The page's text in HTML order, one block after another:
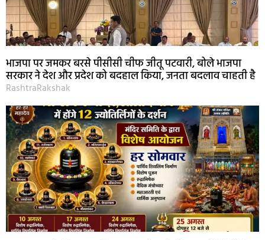
भाजपा पर जमकर बरसे पीसीसी चीफ जीतू पटवारी, बोले भाजपा
सरकार ने देश और प्रदेश को बदहाल किया, जनता बदलाव चाहती है
RashtraRakshak